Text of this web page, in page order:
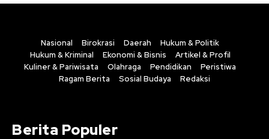
Nasional Birokrasi Daerah
Hukum & Politik
Hukum & Kriminal
Ekonomi & Bisnis
Artikel & Profil
Kuliner & Pariwisata
Olahraga Pendidikan
Peristiwa
Ragam Berita
Sosial Budaya Redaksi
Berita Populer